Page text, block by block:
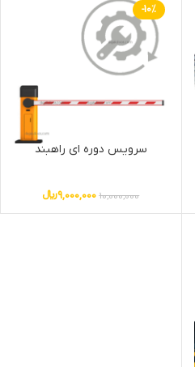
-10%
سرویس دوره ای راهبند
10,000,000
9,000,000﷼